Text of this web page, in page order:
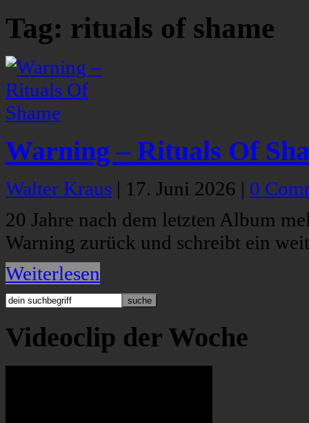
Tag: rituals of shame
Warning – Rituals Of
Walter Kraus | 17. Juni 2026 | 0
20 Jahre nach dem letzten Album
Warning zurück und schreibt ein
Weiterlesen
Videoclip der Woche